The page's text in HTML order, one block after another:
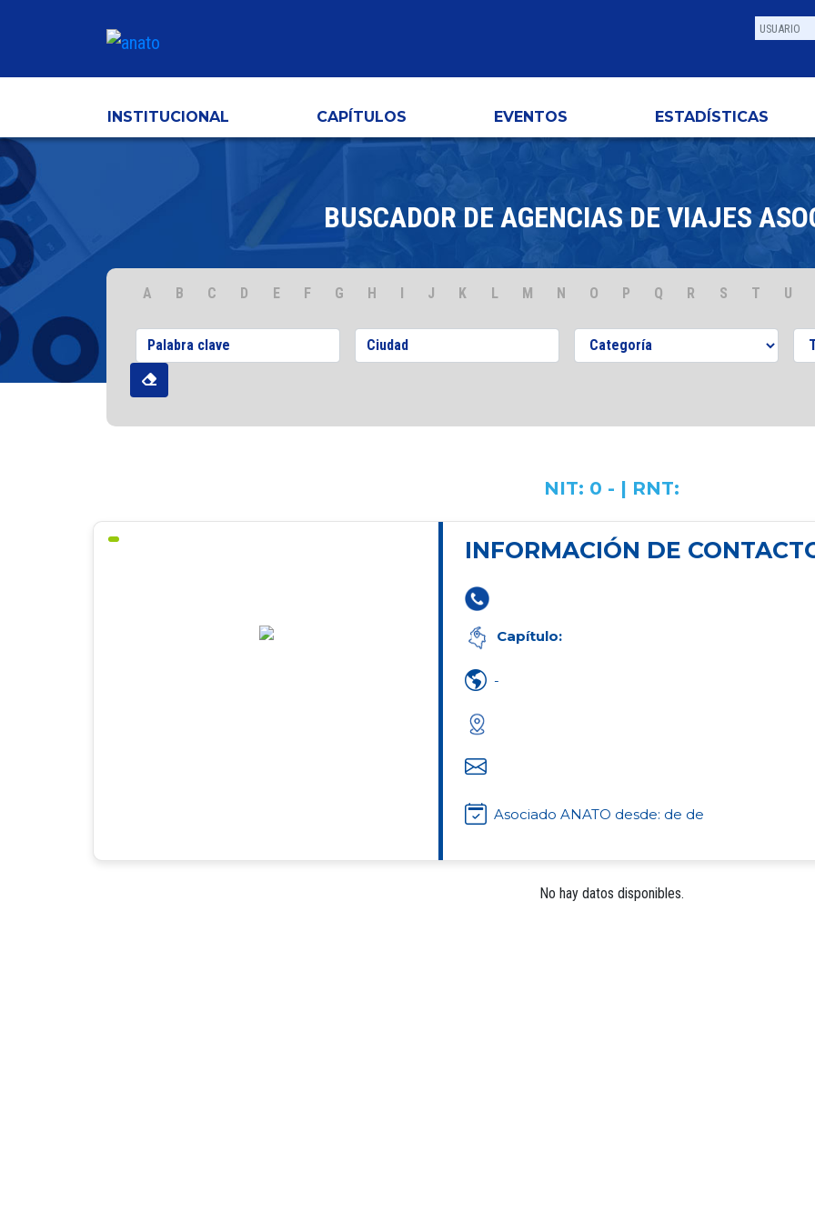
INSTITUCIONAL CAPÍTULOS EVENTOS ESTADÍSTICAS
BUSCADOR DE AGENCIAS DE VIAJES
A B C D E F G H I J K L M N O P Q R S T U
NIT: 0 - | RNT:
INFORMACIÓN DE
Capítulo:
-
Asociado ANATO desde: de de
No hay datos disponibles.